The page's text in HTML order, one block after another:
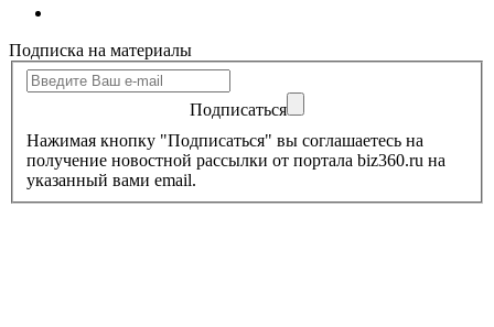
Подписка на материалы
Подписаться
Нажимая кнопку "Подписаться" вы соглашаетесь на
получение новостной рассылки от портала biz360.ru на
указанный вами email.